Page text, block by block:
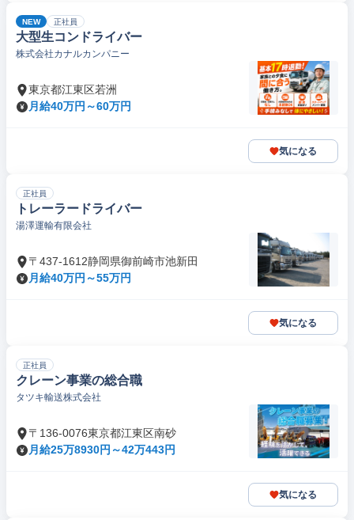
NEW 正社員
大型生コンドライバー
株式会社カナルカンパニー
東京都江東区若洲
月給40万円～60万円
気になる
正社員
トレーラードライバー
湯澤運輸有限会社
〒437-1612静岡県御前崎市池新田
月給40万円～55万円
気になる
正社員
クレーン事業の総合職
タツキ輸送株式会社
〒136-0076東京都江東区南砂
月給25万8930円～42万443円
気になる